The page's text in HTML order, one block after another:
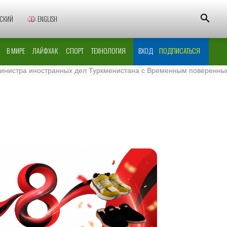
ENGLISH
В МИРЕ ЛАЙФХАК СПОРТ ТЕХНОЛОГИЯ ВХОД ПОДПИСАТЬСЯ
иностранных дел Туркменистана с Временным поверенным в